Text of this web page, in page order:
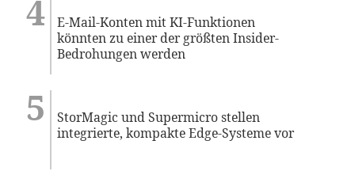
E-Mail-Konten mit KI-Funktionen
könnten zu einer der größten Insider-
Bedrohungen werden
StorMagic und Supermicro stellen
integrierte, kompakte Edge-Systeme vor